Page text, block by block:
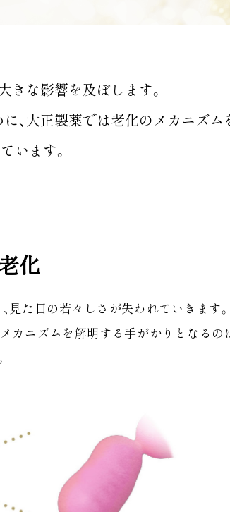
きな影響を及ぼします。
、大正製薬では老化のメカニズム
います。
化
見た目の若々しさが失われていきます
カニズムを解明する手がかりとなるの